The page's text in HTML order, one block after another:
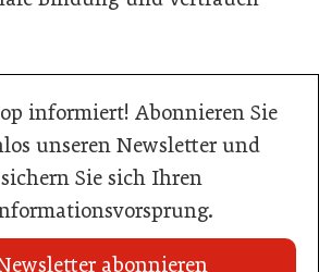
informiert! Abonnieren Sie
unseren Newsletter und
sichern Sie sich Ihren
abonnieren